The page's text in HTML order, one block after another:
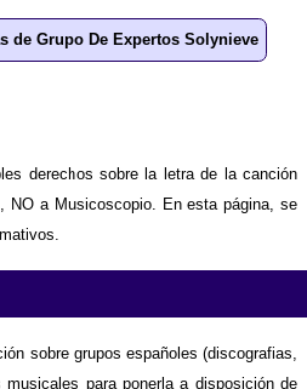
de Grupo De Expertos Solynieve
derechos sobre la letra de la canción
NO a Musicoscopio. En esta página, se
sobre grupos españoles (discografias,
para ponerla a disposición de